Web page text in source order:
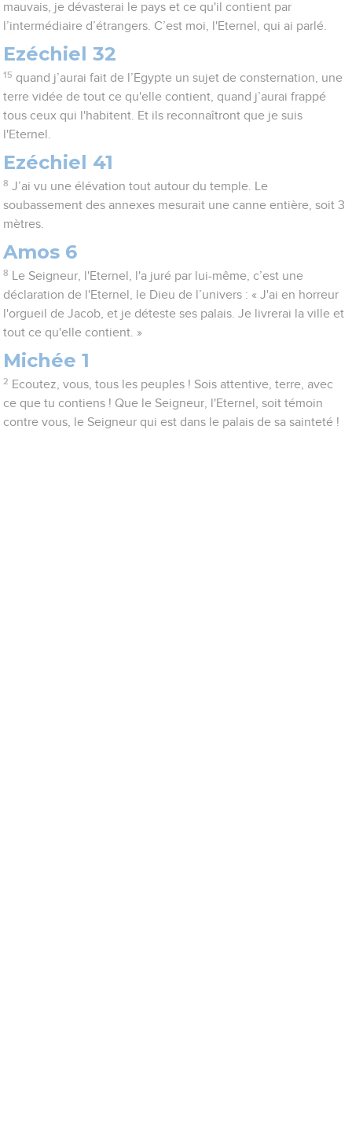
mauvais, je dévasterai le pays et ce qu'il contient par
l’intermédiaire d’étrangers. C’est moi, l'Eternel, qui ai parlé.
Ezéchiel 32
15 quand j’aurai fait de l’Egypte un sujet de consternation, une
terre vidée de tout ce qu'elle contient, quand j’aurai frappé
tous ceux qui l'habitent. Et ils reconnaîtront que je suis
l'Eternel.
Ezéchiel 41
8 J’ai vu une élévation tout autour du temple. Le
soubassement des annexes mesurait une canne entière, soit 3
mètres.
Amos 6
8
Le Seigneur, l'Eternel, l'a juré par lui-même, c’est une
déclaration de l'Eternel, le Dieu de l’univers : « J'ai en horreur
l'orgueil de Jacob, et je déteste ses palais. Je livrerai la ville et
tout ce qu'elle contient. »
Michée 1
2 Ecoutez, vous, tous les peuples ! Sois attentive, terre, avec
ce que tu contiens ! Que le Seigneur, l'Eternel, soit témoin
contre vous, le Seigneur qui est dans le palais de sa sainteté !